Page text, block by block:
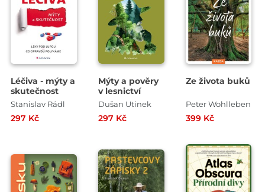
Léčiva - mýty a
skutečnost
Stanislav Rádl
297 Kč
Mýty a pověry
v lesnictví
Dušan Utinek
297 Kč
Ze života buků
Peter Wohlleben
399 Kč